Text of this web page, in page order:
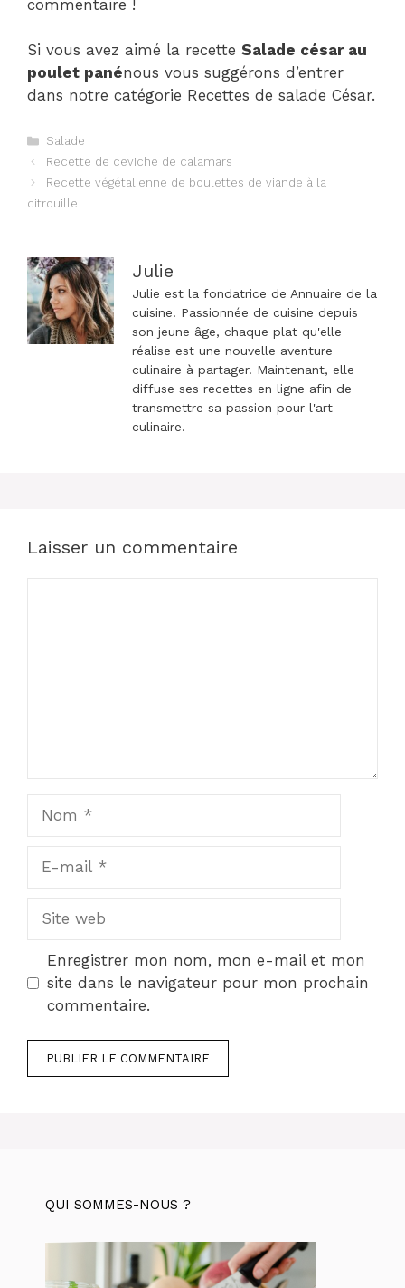
commentaire !
Si vous avez aimé la recette Salade césar au
poulet panénous vous suggérons d’entrer
dans notre catégorie Recettes de salade César.
Catégories
Salade
Navigation
des
Recette de ceviche de calamars
Recette végétalienne de boulettes de viande à la
citrouille
Julie
Julie est la fondatrice de Annuaire de la
cuisine. Passionnée de cuisine depuis
son jeune âge, chaque plat qu'elle
réalise est une nouvelle aventure
culinaire à partager. Maintenant, elle
diffuse ses recettes en ligne afin de
transmettre sa passion pour l'art
culinaire.
Laisser un commentaire
mail
web
Enregistrer mon nom, mon e-mail et mon
site dans le navigateur pour mon prochain
commentaire.
QUI SOMMES-NOUS ?